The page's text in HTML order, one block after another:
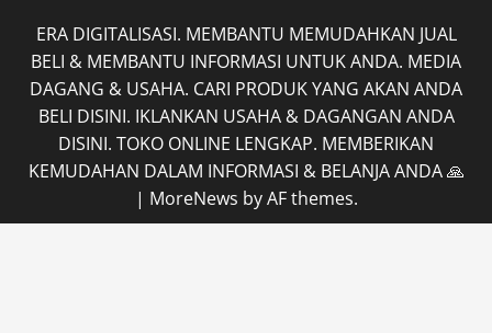
ERA DIGITALISASI. MEMBANTU MEMUDAHKAN JUAL
BELI & MEMBANTU INFORMASI UNTUK ANDA. MEDIA
DAGANG & USAHA. CARI PRODUK YANG AKAN ANDA
BELI DISINI. IKLANKAN USAHA & DAGANGAN ANDA
DISINI. TOKO ONLINE LENGKAP. MEMBERIKAN
KEMUDAHAN DALAM INFORMASI & BELANJA ANDA 🙏
| MoreNews by AF themes.